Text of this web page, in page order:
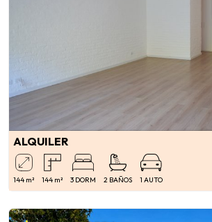
ALQUILER
144 m² 144 m² 3 DORM 2 BAÑOS 1 AUTO